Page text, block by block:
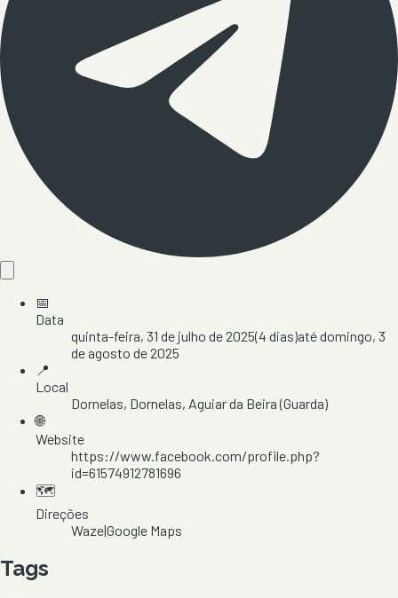
📅
Data
quinta-feira, 31 de julho de 2025(4 dias)atédomingo, 3
de agosto de 2025
📍
Local
Dornelas, Dornelas, Aguiar da Beira(Guarda)
🌐
Website
https://www.facebook.com/profile.php?
id=61574912781696
🗺️
Direções
Waze|Google Maps
Tags